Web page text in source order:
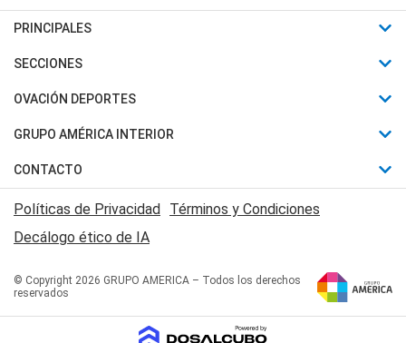
PRINCIPALES
Últimas Noticias
Política
Judiciales
Economia
SECCIONES
Horóscopo
Motores
Trucos caseros
Series y Películas
Edictos y Solicitadas
OVACIÓN DEPORTES
Fútbol
Mundial
Automovilismo
Rugby
Básquet
GRUPO AMÉRICA INTERIOR
Canal 7 en Vivo
San Juan 8
CONTACTO
Acerca de Nosotros
Contactanos
Políticas de Privacidad Términos y Condiciones
Decálogo ético de IA
© Copyright 2026 GRUPO AMERICA – Todos los derechos
reservados